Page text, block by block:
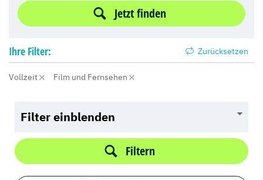
Jetzt finden
Ihre Filter: Zurücksetzen
Vollzeit Film und Fernsehen
Filter einblenden
Filtern